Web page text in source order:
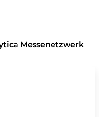
Messenetzwerk